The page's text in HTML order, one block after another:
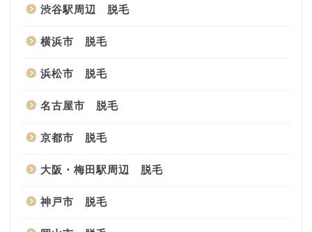
渋谷駅周辺 脱毛
横浜市 脱毛
浜松市 脱毛
名古屋市 脱毛
京都市 脱毛
大阪・梅田駅周辺 脱毛
神戸市 脱毛